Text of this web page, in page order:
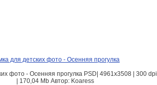
для детских фото - Осенняя прогулка
фото - Осенняя прогулка PSD| 4961x3508 | 300 dpi
| 170,04 Mb Автор: Koaress